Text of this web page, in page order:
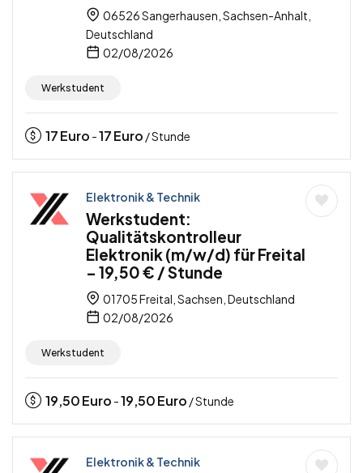
06526 Sangerhausen, Sachsen-Anhalt,
Deutschland
02/08/2026
Werkstudent
17Euro -17Euro / Stunde
Elektronik & Technik
Werkstudent:
Qualitätskontrolleur
Elektronik (m/w/d) für Freital
– 19,50 € / Stunde
01705 Freital, Sachsen, Deutschland
02/08/2026
Werkstudent
19,50Euro -19,50Euro / Stunde
Elektronik & Technik